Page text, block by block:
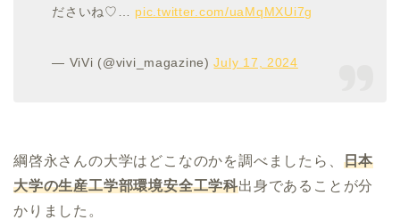
ださいね♡… pic.twitter.com/uaMqMXUi7g
— ViVi (@vivi_magazine)July 17, 2024
綱啓永さんの大学はどこなのかを調べましたら、 日本
大学の生産工学部環境安全工学科出身であることが分
かりました。